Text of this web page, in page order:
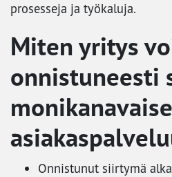
prosesseja ja työkaluja.
Miten yritys
onnistuneesti
Onnistunut siirtymä